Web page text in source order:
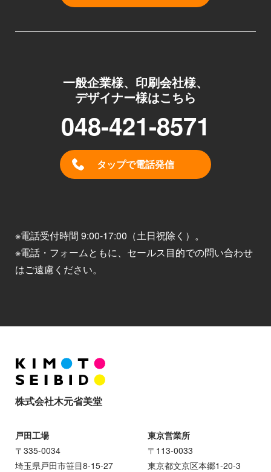
一般企業様、印刷会社様、
デザイナー様はこちら
048-421-8571
タップで電話発信
※電話受付時間 9:00-17:00（土日祝除く）。
※電話・フォームともに、セールス目的での問い合わせ
はご遠慮ください。
株式会社木元省美堂
戸田工場
〒335-0034
埼玉県戸田市笹目8-15-27
東京営業所
〒113-0033
東京都文京区本郷1-20-3